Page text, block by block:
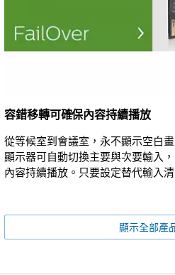
容錯移轉可確保內容持續播放
從等候室到會議室，永不顯示空白
顯示器可自動切換主要與次要輸入
內容持續播放。只要設定替代輸入
顯示全部產